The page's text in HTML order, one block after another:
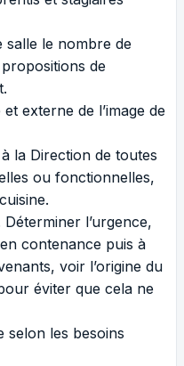
le nombre de
de
externe de l’image de
la Direction de toutes
ou fonctionnelles,
l’urgence,
contenance puis à
voir l’origine du
éviter que cela ne
selon les besoins